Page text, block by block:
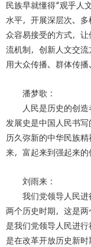
民族早就懂得“观乎人
水平，开展深层次、
众容易接受的方式，
流机制，创新人文交
用大众传播、群体传播
潘梦歌：
人民是历史的创
发展史是中国人民书写
历久弥新的中华民族
来，富起来到强起来的
刘雨来：
我们党领导人民
两个历史时期，这是
是我们党领导人民进
是在改革开放历史新